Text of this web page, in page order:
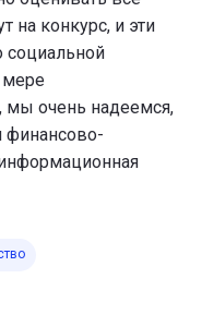
на конкурс, и эти
социальной
мере
мы очень надеемся,
финансово-